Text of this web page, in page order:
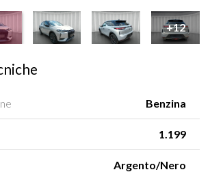
+12
Benzina
1.199
Argento/Nero